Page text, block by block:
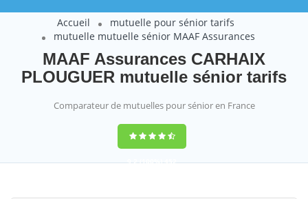
Accueil
mutuelle pour sénior tarifs
mutuelle mutuelle sénior MAAF Assurances
MAAF Assurances CARHAIX
PLOUGUER mutuelle sénior tarifs
Comparateur de mutuelles pour sénior en France
9,2(100%)452